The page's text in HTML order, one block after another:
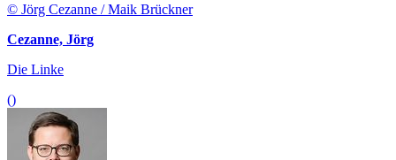
© Jörg Cezanne / Maik Brückner
Cezanne, Jörg
Die Linke
()